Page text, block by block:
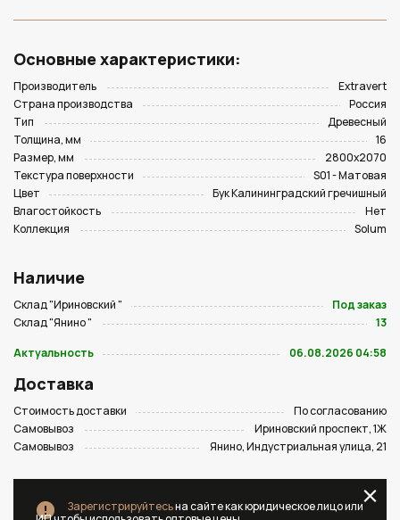
Основные характеристики:
Производитель
Extravert
Страна производства
Россия
Тип
Древесный
Толщина, мм
16
Размер, мм
2800х2070
Текстура поверхности
S01 - Матовая
Цвет
Бук Калининградский гречишный
Влагостойкость
Нет
Коллекция
Solum
Наличие
Склад "Ириновский "
Под заказ
Склад "Янино "
13
Актуальность
06.08.2026 04:58
Доставка
Стоимость доставки
По согласованию
Самовывоз
Ириновский проспект, 1Ж
Самовывоз
Янино, Индустриальная улица, 21
Зарегистрируйтесьна сайте как юридическое лицо или